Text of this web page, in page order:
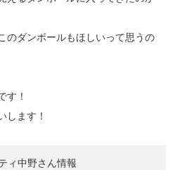
のダンボールもほしいって思うの
す！
します！
ィ中野さん情報